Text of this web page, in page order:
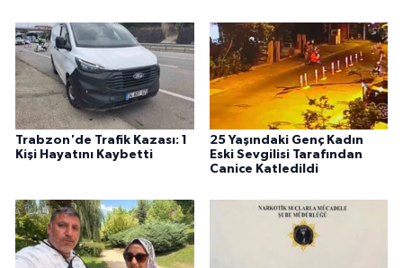
Trabzon'de Trafik Kazası: 1
Kişi Hayatını Kaybetti
25 Yaşındaki Genç Kadın
Eski Sevgilisi Tarafından
Canice Katledildi